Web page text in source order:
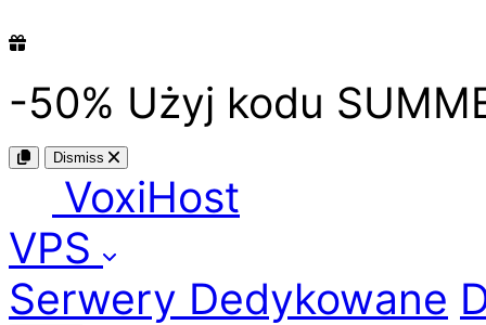
-50% Użyj kodu
Dismiss
VoxiHost
VPS
Serwery Dedykowane